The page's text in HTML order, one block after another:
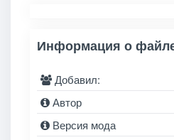
Информация о
Добавил:
Автор
Версия мода